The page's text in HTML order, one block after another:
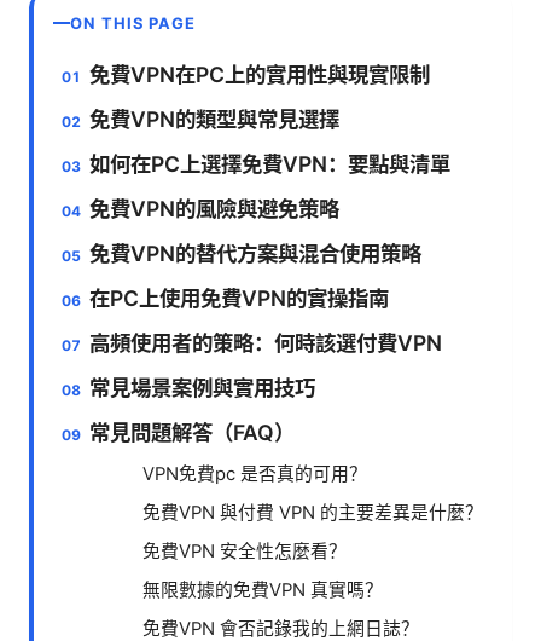
ON THIS PAGE
免費VPN在PC上的實用性與現實限制
免費VPN的類型與常見選擇
如何在PC上選擇免費VPN：要點與清單
免費VPN的風險與避免策略
免費VPN的替代方案與混合使用策略
在PC上使用免費VPN的實操指南
高頻使用者的策略：何時該選付費VPN
常見場景案例與實用技巧
常見問題解答（FAQ）
VPN免費pc 是否真的可用？
免費VPN 與付費 VPN 的主要差異是什麼？
免費VPN 安全性怎麼看？
無限數據的免費VPN 真實嗎？
免費VPN 會否記錄我的上網日誌？